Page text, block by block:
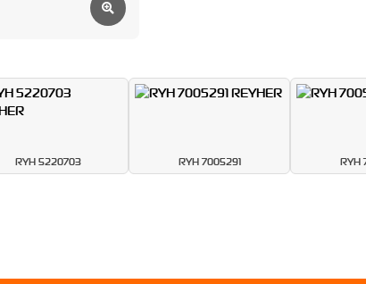
RYH 5220703 RYH 7005291 RYH